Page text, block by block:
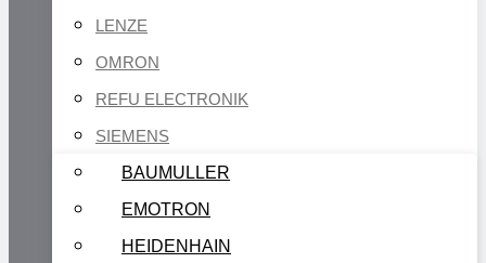
LENZE
OMRON
REFU ELECTRONIK
SIEMENS
BAUMULLER
EMOTRON
HEIDENHAIN